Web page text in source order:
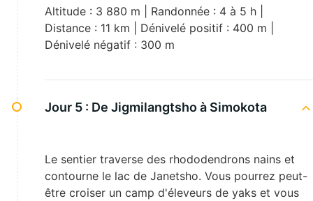
Altitude : 3 880 m | Randonnée : 4 à 5 h |
Distance : 11 km | Dénivelé positif : 400 m |
Dénivelé négatif : 300 m
Jour 5 : De Jigmilangtsho à Simokota
Le sentier traverse des rhododendrons nains et
contourne le lac de Janetsho. Vous pourrez peut-
être croiser un camp d'éleveurs de yaks et vous